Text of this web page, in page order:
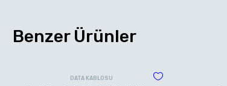
Benzer Ürünler
DATA KABLOSU